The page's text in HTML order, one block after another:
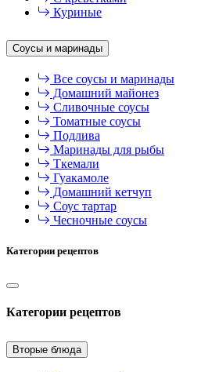
Куриные
Соусы и маринады
Все соусы и маринады
Домашний майонез
Сливочные соусы
Томатные соусы
Подлива
Маринады для рыбы
Ткемали
Гуакамоле
Домашний кетчуп
Соус тартар
Чесночные соусы
Категории рецептов
Категории рецептов
Вторые блюда